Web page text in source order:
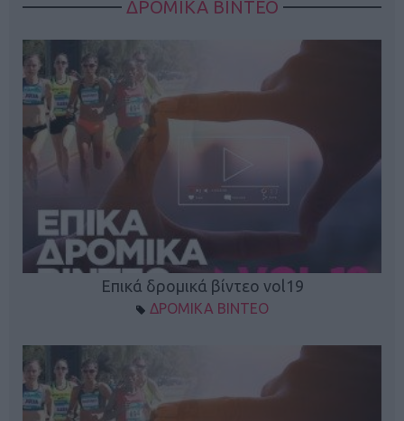
ΔΡΟΜΙΚΑ ΒΙΝΤΕΟ
Επικά δρομικά βίντεο vol19
ΔΡΟΜΙΚΑ ΒΙΝΤΕΟ